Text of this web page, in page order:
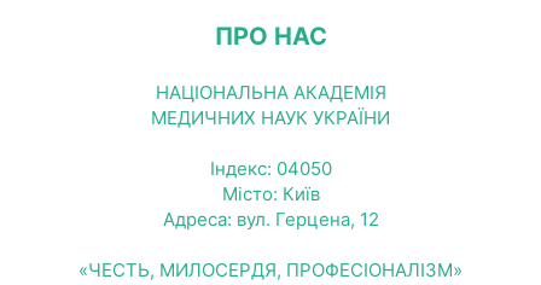
ПРО НАС
НАЦІОНАЛЬНА АКАДЕМІЯ
МЕДИЧНИХ НАУК УКРАЇНИ
Індекс: 04050
Місто: Київ
Адреса: вул. Герцена, 12
«ЧЕСТЬ, МИЛОСЕРДЯ, ПРОФЕСІОНАЛІЗМ»